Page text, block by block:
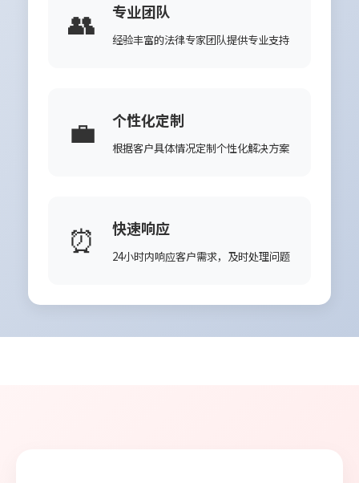
👥 专业团队
经验丰富的法律专家团队提供专业支持
💼 个性化定制
根据客户具体情况定制个性化解决方案
⏰ 快速响应
24小时内响应客户需求，及时处理问题